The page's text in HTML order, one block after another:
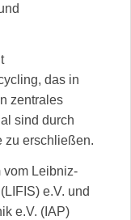
das in
zentrales
sind durch
zu erschließen.
vom Leibniz-
e.V. und
e.V. (IAP)